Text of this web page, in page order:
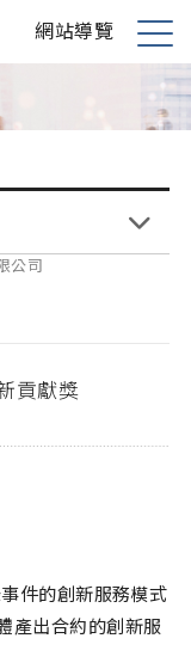
網站導覽
展
選
單
公司
貢獻獎
件的創新服務模式
產出合約的創新服